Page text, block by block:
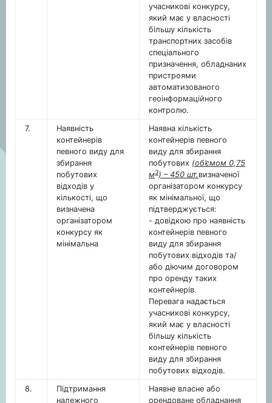
учасникові конкурсу,
який має у власності
більшу кількість
транспортних засобів
спеціального
призначення, обладнаних
пристроями
автоматизованого
геоінформаційного
контролю.
7.
Наявність
контейнерів
певного виду для
збирання
побутових
відходів у
кількості, що
визначена
організатором
конкурсу як
мінімальна
Наявна кількість
контейнерів певного
виду для збирання
побутових (об’ємом 0,75
м3) – 450 шт. визначеної
організатором конкурсу
як мінімальної, що
підтверджується:
- довідкою про наявність
контейнерів певного
виду для збирання
побутових відходів та/
або діючим договором
про оренду таких
контейнерів.
Перевага надається
учасникові конкурсу,
який має у власності
більшу кількість
контейнерів певного
виду для збирання
побутових відходів.
8.
Підтримання
належного
Наявне власне або
орендоване обладнання